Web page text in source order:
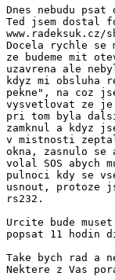
Dnes nebudu
Ted jsem dostal
Docela rychle
ze budeme mit
uzavrena ale
kdyz mi
pekne", na coz
vysvetlovat ze
pri tom byla
zamknul a kdyz
v mistnosti
okna, zasnulo
volal SOS abych
pulnoci kdy se
usnout, protoze
rs232.
Urcite bude
popsat 11 hodin
Take bych rad a
Nektere z Vas